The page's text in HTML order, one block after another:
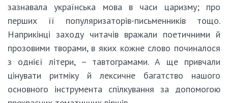
зазнавала українська мова в часи царизму; про
перших її популяризаторів-письменників тощо.
Наприкінці заходу читачів вражали поетичними й
прозовими творами, в яких кожне слово починалося
з однієї літери, – тавтограмами. А ще привчали
цінувати ритміку й лексичне багатство нашого
основного інструмента спілкування за допомогою